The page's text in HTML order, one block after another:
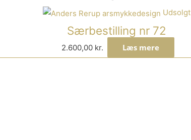
Udsolgt
Særbestilling nr 72
2.600,00 kr. Læs mere